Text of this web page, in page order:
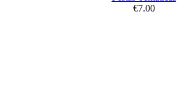
€7.00